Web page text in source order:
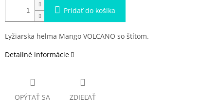
Pridať do košíka
Lyžiarska helma Mango VOLCANO so štítom.
Detailné informácie
OPÝTAŤ SA ZDIEĽAŤ